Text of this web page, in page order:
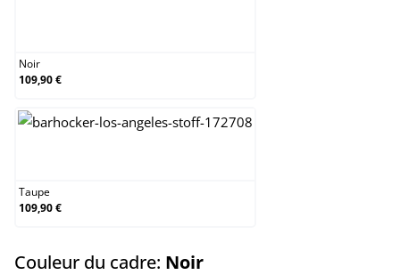
Noir
109,90 €
Taupe
109,90 €
Couleur du cadre: Noirselect